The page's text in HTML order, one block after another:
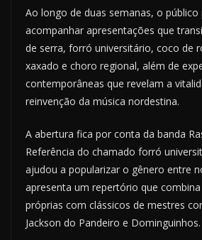
Ao longo de duas semanas, o público
acompanhar apresentações que
de serra, forró universitário, coco de
xaxado e choro regional, além de
contemporâneas que revelam a
reinvenção da música nordestina.
A abertura fica por conta da banda
Referência do chamado forró
ajudou a popularizar o gênero entre
apresenta um repertório que
próprias com clássicos de mestres
Jackson do Pandeiro e Dominguinhos.